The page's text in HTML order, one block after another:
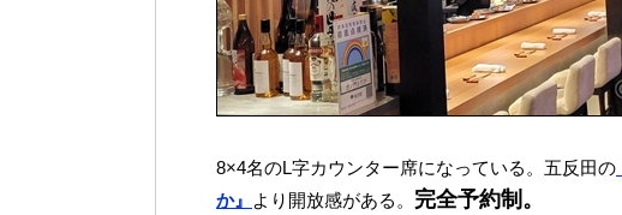
8×4名のL字カウンター席になっている。五反田の
か』 より開放感がある。 完全予約制。